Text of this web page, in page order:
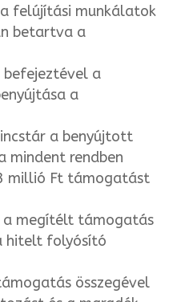
felújítási munkálatok
betartva a
a
a
a benyújtott
mindent rendben
millió Ft támogatást
a megítélt támogatás
hitelt folyósító
összegével